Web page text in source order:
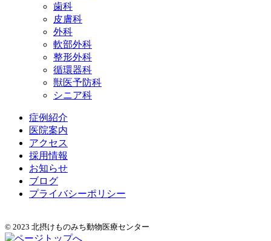
歯科
皮膚科
外科
軟部外科
整形外科
循環器科
獣医予防科
シニア科
症例紹介
医院案内
アクセス
採用情報
お知らせ
ブログ
プライバシーポリシー
© 2023 北摂けものみち動物医療センター